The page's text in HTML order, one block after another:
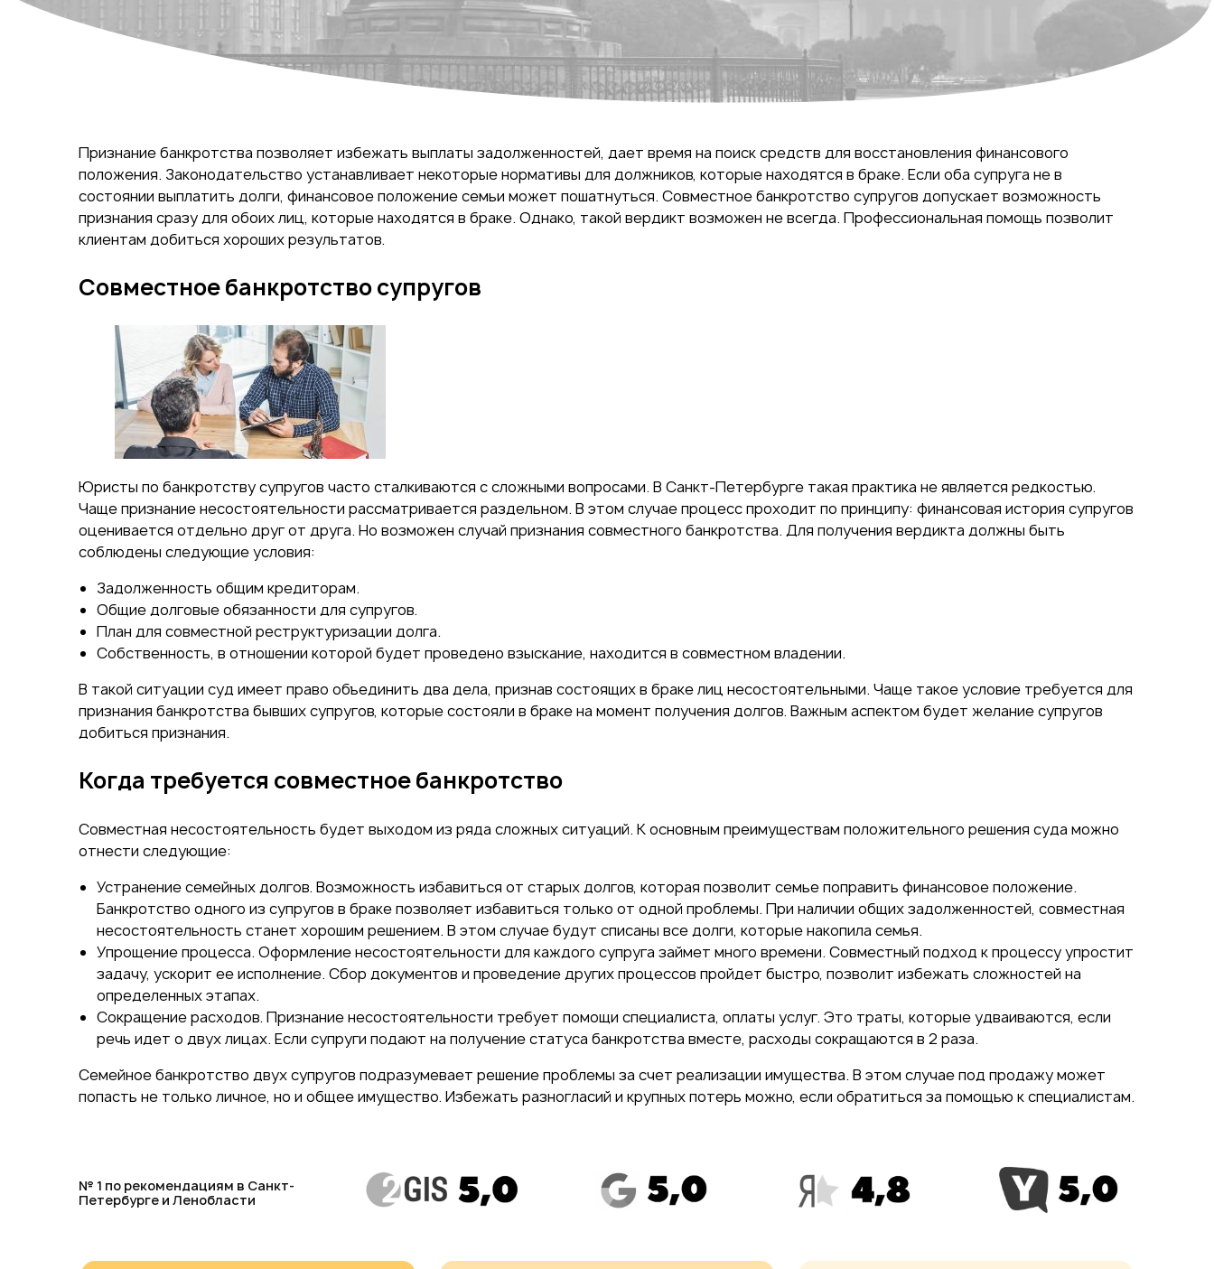
Признание банкротства позволяет избежать выплаты задолженностей, дает время на поиск средств для восстановления финансового
положения. Законодательство устанавливает некоторые нормативы для должников, которые находятся в браке. Если оба супруга не в
состоянии выплатить долги, финансовое положение семьи может пошатнуться. Совместное банкротство супругов допускает возможность
признания сразу для обоих лиц, которые находятся в браке. Однако, такой вердикт возможен не всегда. Профессиональная помощь позволит
клиентам добиться хороших результатов.
Совместное банкротство супругов
Юристы по банкротству супругов часто сталкиваются с сложными вопросами. В Санкт-Петербурге такая практика не является редкостью.
Чаще признание несостоятельности рассматривается раздельном. В этом случае процесс проходит по принципу: финансовая история супругов
оценивается отдельно друг от друга. Но возможен случай признания совместного банкротства. Для получения вердикта должны быть
соблюдены следующие условия:
Задолженность общим кредиторам.
Общие долговые обязанности для супругов.
План для совместной реструктуризации долга.
Собственность, в отношении которой будет проведено взыскание, находится в совместном владении.
В такой ситуации суд имеет право объединить два дела, признав состоящих в браке лиц несостоятельными. Чаще такое условие требуется для
признания банкротства бывших супругов, которые состояли в браке на момент получения долгов. Важным аспектом будет желание супругов
добиться признания.
Когда требуется совместное банкротство
Совместная несостоятельность будет выходом из ряда сложных ситуаций. К основным преимуществам положительного решения суда можно
отнести следующие:
Устранение семейных долгов. Возможность избавиться от старых долгов, которая позволит семье поправить финансовое положение.
Банкротство одного из супругов в браке позволяет избавиться только от одной проблемы. При наличии общих задолженностей, совместная
несостоятельность станет хорошим решением. В этом случае будут списаны все долги, которые накопила семья.
Упрощение процесса. Оформление несостоятельности для каждого супруга займет много времени. Совместный подход к процессу упростит
задачу, ускорит ее исполнение. Сбор документов и проведение других процессов пройдет быстро, позволит избежать сложностей на
определенных этапах.
Сокращение расходов. Признание несостоятельности требует помощи специалиста, оплаты услуг. Это траты, которые удваиваются, если
речь идет о двух лицах. Если супруги подают на получение статуса банкротства вместе, расходы сокращаются в 2 раза.
Семейное банкротство двух супругов подразумевает решение проблемы за счет реализации имущества. В этом случае под продажу может
попасть не только личное, но и общее имущество. Избежать разногласий и крупных потерь можно, если обратиться за помощью к специалистам.
№ 1 по рекомендациям в Санкт-
Петербурге и Ленобласти